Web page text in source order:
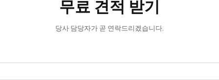
무료 견적 받기
당사 담당자가 곧 연락드리겠습니다.